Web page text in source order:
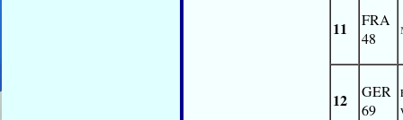
11
FRA
48
12
GER
69